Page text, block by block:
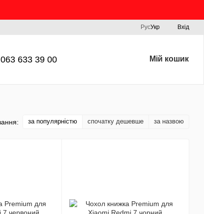
РусУкр Вхід
633 39 00 Мій кошик
за популярністю спочатку дешевше за назвою